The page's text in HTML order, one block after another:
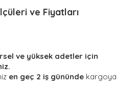
ve Fiyatları
ve yüksek adetler için
en geç 2 iş gününde kargoya